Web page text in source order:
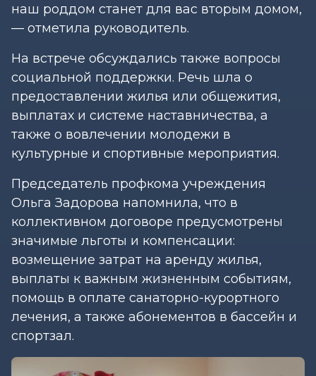
наш роддом станет для вас вторым домом,
— отметила руководитель.
На встрече обсуждались также вопросы
социальной поддержки. Речь шла о
предоставлении жилья или общежития,
выплатах и системе наставничества, а
также о вовлечении молодежи в
культурные и спортивные мероприятия.
Председатель профкома учреждения
Ольга Задорова напомнила, что в
коллективном договоре предусмотрены
значимые льготы и компенсации:
возмещение затрат на аренду жилья,
выплаты к важным жизненным событиям,
помощь в оплате санаторно-курортного
лечения, а также абонементов в бассейн и
спортзал.